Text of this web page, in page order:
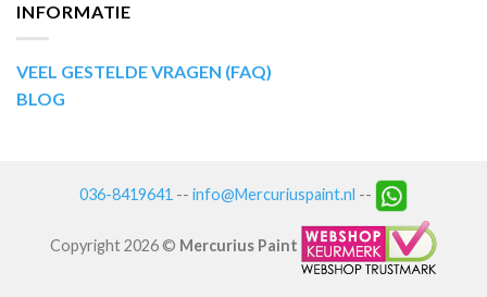
INFORMATIE
VEEL GESTELDE VRAGEN (FAQ)
BLOG
036-8419641 -- info@Mercuriuspaint.nl --
Copyright 2026 © Mercurius Paint